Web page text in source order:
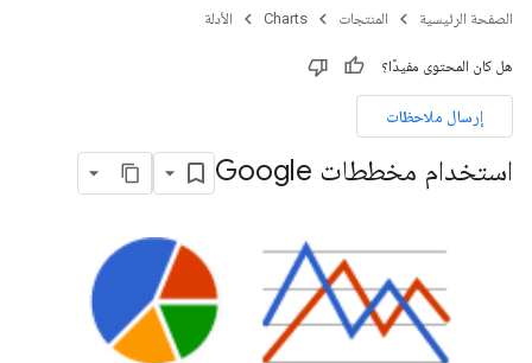
الصفحة الرئيسية المنتجات Charts الأدلة
هل كان المحتوى مفيدًا؟
إرسال ملاحظات
استخدام مخططات Google